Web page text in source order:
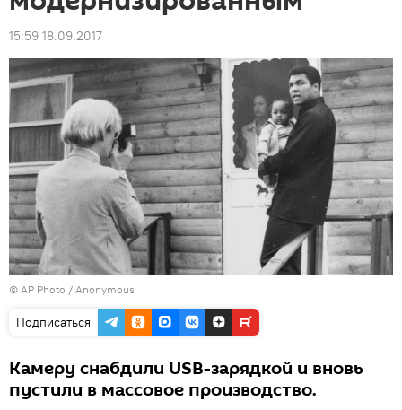
15:59 18.09.2017
© AP Photo / Anonymous
Подписаться
Камеру снабдили USB-зарядкой и вновь
пустили в массовое производство.